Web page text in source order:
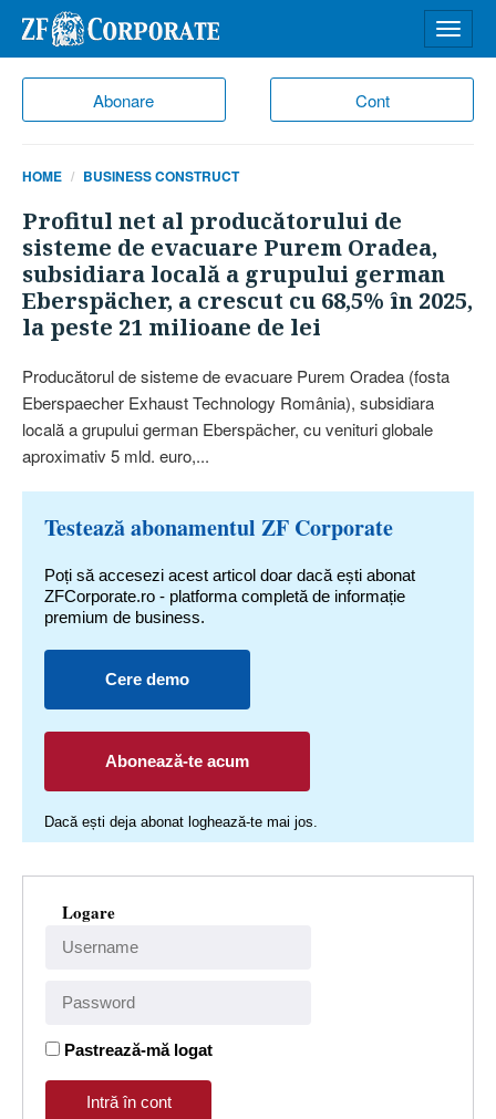
Abonare Cont
meniu
HOME BUSINESS CONSTRUCT
Profitul net al producătorului de
sisteme de evacuare Purem Oradea,
subsidiara locală a grupului german
Eberspächer, a crescut cu 68,5% în 2025,
la peste 21 milioane de lei
Producătorul de sisteme de evacuare Purem Oradea (fosta
Eberspaecher Exhaust Technology România), subsidiara
locală a grupului german Eberspächer, cu venituri globale
aproximativ 5 mld. euro,...
Testează abonamentul ZF Corporate
Poți să accesezi acest articol doar dacă ești abonat
ZFCorporate.ro - platforma completă de informație
premium de business.
Cere demo
Abonează-te acum
Dacă ești deja abonat loghează-te mai jos.
Logare
Pastrează-mă logat